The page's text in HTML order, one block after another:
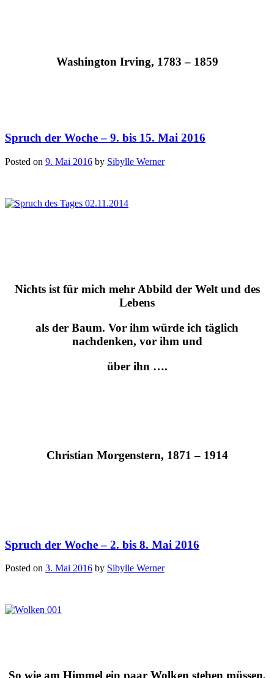
Washington Irving, 1783 – 1859
Spruch der Woche – 9. bis 15. Mai 2016
Posted on 9. Mai 2016 by Sibylle Werner
Nichts ist für mich mehr Abbild der Welt und des
Lebens
als der Baum. Vor ihm würde ich täglich
nachdenken, vor ihm und
über ihn ….
Christian Morgenstern, 1871 – 1914
Spruch der Woche – 2. bis 8. Mai 2016
Posted on 3. Mai 2016 by Sibylle Werner
So wie am Himmel ein paar Wolken stehen müssen,